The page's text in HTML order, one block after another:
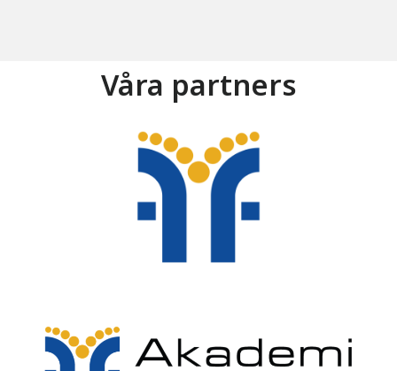
Våra partners